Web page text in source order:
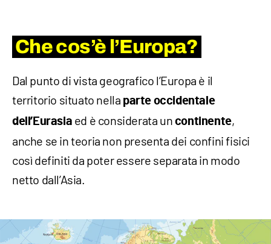
Che cos’è l’Europa?
Dal punto di vista geografico l’Europa è il
territorio situato nella parte occidentale
dell’Eurasia ed è considerata un continente,
anche se in teoria non presenta dei confini fisici
così definiti da poter essere separata in modo
netto dall’Asia.